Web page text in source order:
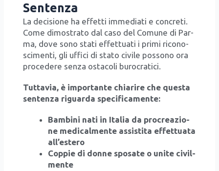
Sentenza
La deci­sio­ne ha effet­ti imme­dia­ti e con­cre­ti.
Come dimo­stra­to dal caso del Comu­ne di Par­
ma, dove sono sta­ti effet­tua­ti i pri­mi rico­no­
sci­men­ti, gli uffi­ci di sta­to civi­le pos­so­no ora
pro­ce­de­re sen­za osta­co­li buro­cra­ti­ci.
Tut­ta­via, è impor­tan­te chia­ri­re che que­sta
sen­ten­za riguar­da spe­ci­fi­ca­men­te:
Bam­bi­ni nati in Ita­lia da pro­crea­zio­
ne medi­cal­men­te assi­sti­ta effet­tua­ta
all’e­ste­ro
Cop­pie di don­ne spo­sa­te o uni­te civil­
men­te